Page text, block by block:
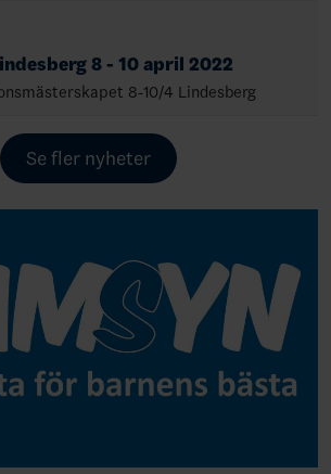
8 - 10 april 2022
8-10/4 Lindesberg
Se fler nyheter